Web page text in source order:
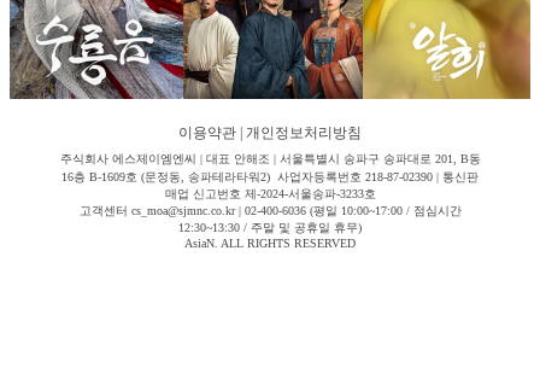
이용약관 개인정보처리방침
주식회사 에스제이엠엔씨 | 대표 안해조 | 서울특별시 송파구 송파대로 201, B동
16층 B-1609호 (문정동, 송파테라타워2) 사업자등록번호 218-87-02390 | 통신판
매업 신고번호 제-2024-서울송파-3233호
고객센터 cs_moa@sjmnc.co.kr | 02-400-6036 (평일 10:00~17:00 / 점심시간
12:30~13:30 / 주말 및 공휴일 휴무)
AsiaN. ALL RIGHTS RESERVED